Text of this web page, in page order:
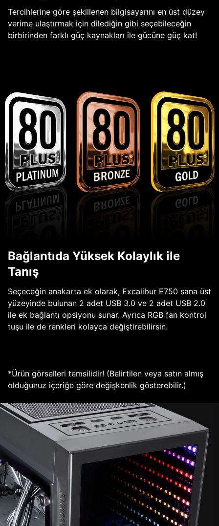
Tercihlerine göre şekillenen bilgisayarını en üst düzey
verime ulaştırmak için dilediğin gibi seçebileceğin
birbirinden farklı güç kaynakları ile gücüne güç kat!
Bağlantıda Yüksek Kolaylık ile
Tanış
Seçeceğin anakarta ek olarak, Excalibur E750 sana üst
yüzeyinde bulunan 2 adet USB 3.0 ve 2 adet USB 2.0
ile ek bağlantı opsiyonu sunar. Ayrıca RGB fan kontrol
tuşu ile de renkleri kolayca değiştirebilirsin.
*Ürün görselleri temsilidir! (Belirtilen veya satın almış
olduğunuz içeriğe göre değişkenlik gösterebilir.)